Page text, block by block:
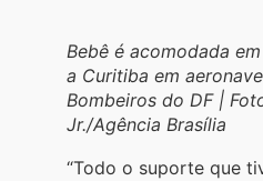
Bebê é acomodada
a Curitiba em
Bombeiros do DF |
Jr./Agência Brasília
“Todo o suporte que